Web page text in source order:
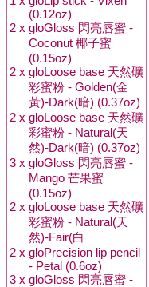
(0.12oz)
2 x gloGloss 閃亮唇蜜 -
Coconut 椰子蜜
(0.15oz)
2 x gloLoose base 天然礦
彩蜜粉 - Golden(金
黃)-Dark(暗) (0.37oz)
2 x gloLoose base 天然礦
彩蜜粉 - Natural(天
然)-Dark(暗) (0.37oz)
3 x gloGloss 閃亮唇蜜 -
Mango 芒果蜜
(0.15oz)
2 x gloLoose base 天然礦
彩蜜粉 - Natural(天
然)-Fair(白
2 x gloPrecision lip pencil
- Petal (0.6oz)
3 x gloGloss 閃亮唇蜜 -